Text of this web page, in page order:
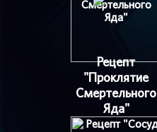
Рецепт
"Проклятие
Смертельного
Яда"